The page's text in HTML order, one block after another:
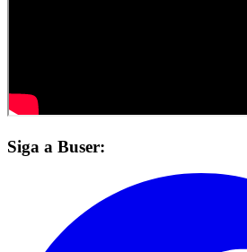
Siga a Buser: